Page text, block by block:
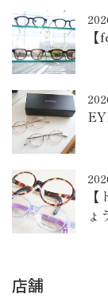
ょ
店舗